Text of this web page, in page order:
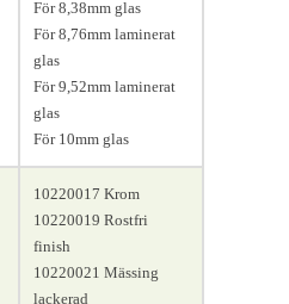
För 8,38mm glas
För 8,76mm laminerat
glas
För 9,52mm laminerat
glas
För 10mm glas
10220017 Krom
10220019 Rostfri
finish
10220021 Mässing
lackerad